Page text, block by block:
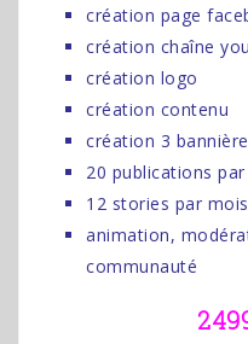
création page
création chaîne
création logo
création contenu
création 3
20 publications
12 stories par mois
animation,
communauté